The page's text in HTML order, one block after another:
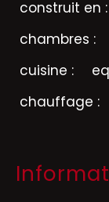
construit en :
chambres :
cuisine :
chauffage :